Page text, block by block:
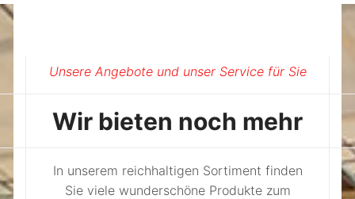
Unsere Angebote und unser Service für Sie
Wir bieten noch mehr
In unserem reichhaltigen Sortiment finden
Sie viele wunderschöne Produkte zum